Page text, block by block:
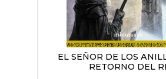
EL SEÑOR DE LOS
RETORNO DEL